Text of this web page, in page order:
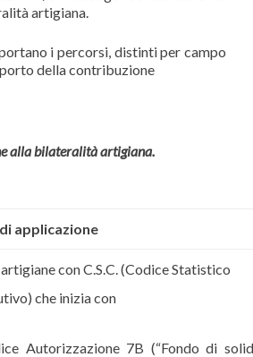
artigiana.
i percorsi, distinti per campo
della contribuzione
alla bilateralità artigiana.
applicazione
con C.S.C. (Codice Statistico
che inizia con
Autorizzazione 7B (“Fondo di